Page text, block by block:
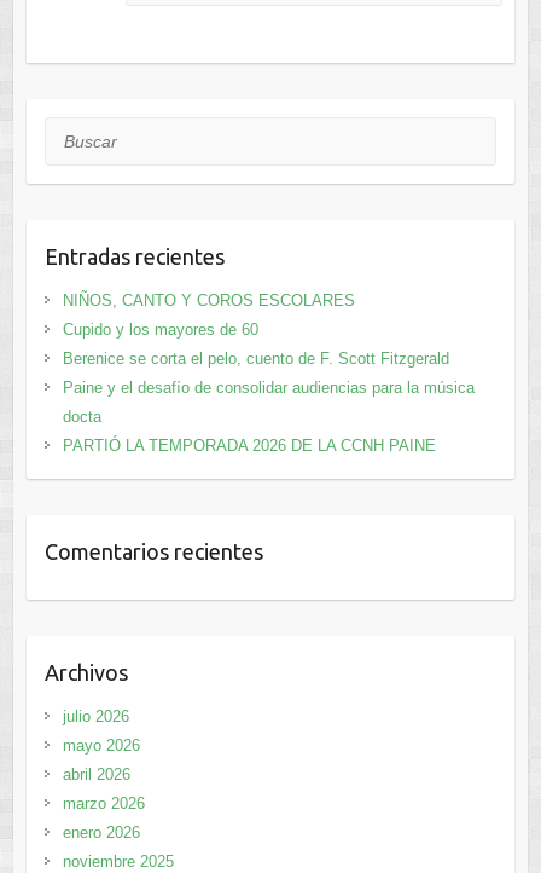
Buscar
Entradas recientes
NIÑOS, CANTO Y COROS ESCOLARES
Cupido y los mayores de 60
Berenice se corta el pelo, cuento de F. Scott Fitzgerald
Paine y el desafío de consolidar audiencias para la música
docta
PARTIÓ LA TEMPORADA 2026 DE LA CCNH PAINE
Comentarios recientes
Archivos
julio 2026
mayo 2026
abril 2026
marzo 2026
enero 2026
noviembre 2025